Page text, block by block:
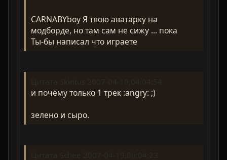
CARNABYboy Я твою аватарку на
модборде, но там сам не сижу ... пока
Ты-бы написал что играете
и почему только 1 трек :angry: ;)
зелено и сыро.